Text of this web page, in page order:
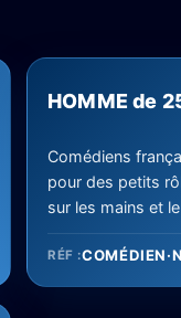
HOMME de
Comédiens
pour des petits
sur les mains et
RÉF :